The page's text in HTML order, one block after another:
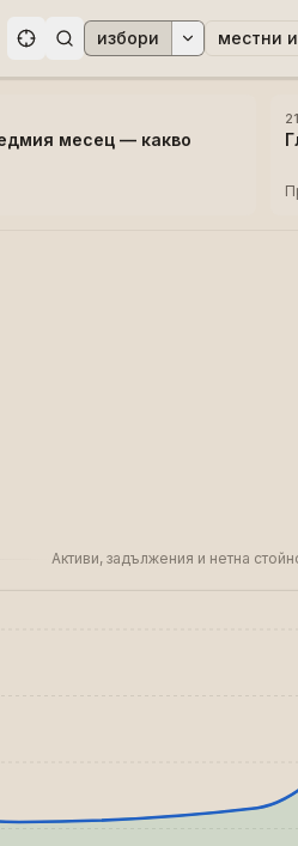
избори местни
месец — какво
Активи, задължения и нетна